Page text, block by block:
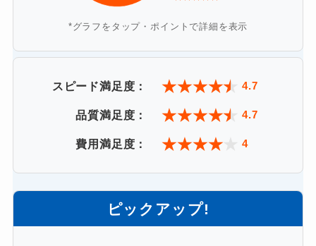
*グラフをタップ・ポイントで詳細を表示
スピード満足度： ★★★★★ 4.7
品質満足度： ★★★★★ 4.7
費用満足度： ★★★★ 4
ピックアップ!